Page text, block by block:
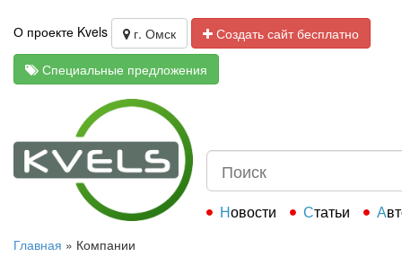
О проекте Kvels г. Омск
Создать сайт бесплатно
Специальные предложения
Новости Статьи
Главная » Компании